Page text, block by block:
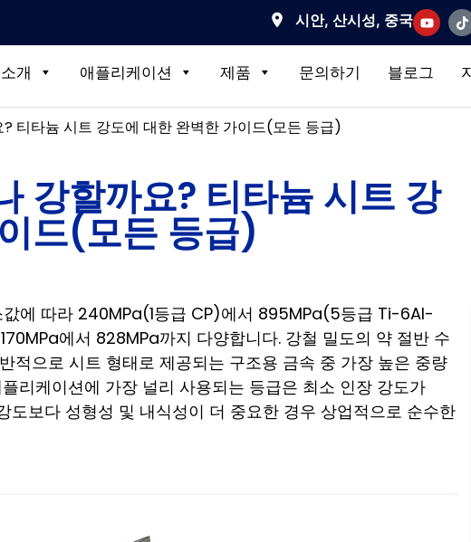
시안, 산시성, 중국
개 애플리케이션 제품 문의하기 블로그
티타늄 시트 강도에 대한 완벽한 가이드(모든 등급)
강할까요? 티타늄 시트 강
드(모든 등급)
에 따라 240MPa(1등급 CP)에서 895MPa(5등급 Ti-6Al-
에서 828MPa까지 다양합니다. 강철 밀도의 약 절반 수
으로 시트 형태로 제공되는 구조용 금속 중 가장 높은 중량
리케이션에 가장 널리 사용되는 등급은 최소 인장 강도가
보다 성형성 및 내식성이 더 중요한 경우 상업적으로 순수한